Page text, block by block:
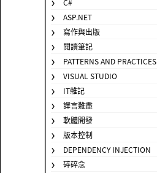
C#
ASP.NET
寫作與出版
閱讀筆記
PATTERNS AND PRACTICES
VISUAL STUDIO
IT雜記
譯言難盡
軟體開發
版本控制
DEPENDENCY INJECTION
碎碎念